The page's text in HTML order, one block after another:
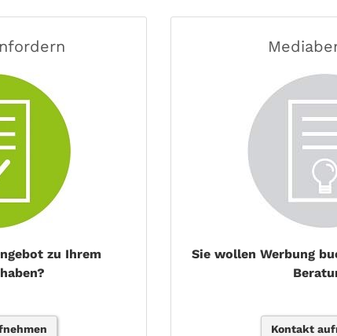
zu Ihrem
Sie wollen Werbung
Kontakt